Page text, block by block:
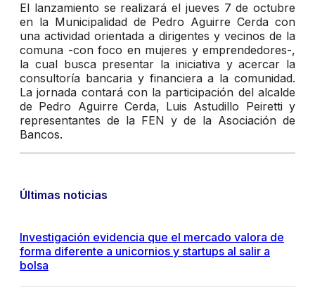
El lanzamiento se realizará el jueves 7 de octubre
en la Municipalidad de Pedro Aguirre Cerda con
una actividad orientada a dirigentes y vecinos de la
comuna -con foco en mujeres y emprendedores-,
la cual busca presentar la iniciativa y acercar la
consultoría bancaria y financiera a la comunidad.
La jornada contará con la participación del alcalde
de Pedro Aguirre Cerda, Luis Astudillo Peiretti y
representantes de la FEN y de la Asociación de
Bancos.
Últimas noticias
Investigación evidencia que el mercado valora de
forma diferente a unicornios y startups al salir a
bolsa